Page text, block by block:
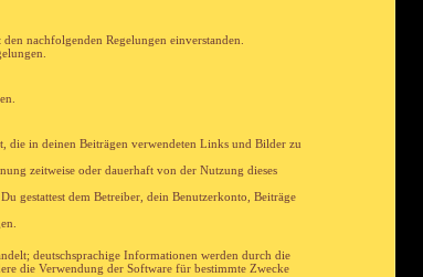
nachfolgenden Regelungen einverstanden.
die in deinen Beiträgen verwendeten Links und Bilder zu
zeitweise oder dauerhaft von der Nutzung dieses
gestattest dem Betreiber, dein Benutzerkonto, Beiträge
deutschsprachige Informationen werden durch die
die Verwendung der Software für bestimmte Zwecke